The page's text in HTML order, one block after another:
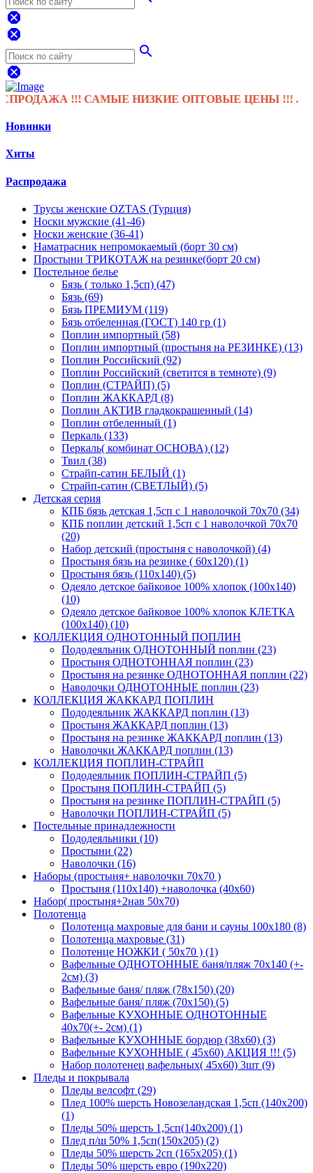
dangerous
dangerous
search
dangerous
!!! САМЫЕ НИЗКИЕ ОПТОВЫЕ ЦЕНЫ !!! .
Новинки
Хиты
Распродажа
Трусы женские OZTAS (Турция)
Носки мужские (41-46)
Носки женские (36-41)
Наматрасник непромокаемый (борт 30 см)
Простыни ТРИКОТАЖ на резинке(борт 20 см)
Постельное белье
Бязь ( только 1,5сп) (47)
Бязь (69)
Бязь ПРЕМИУМ (119)
Бязь отбеленная (ГОСТ) 140 гр (1)
Поплин импортный (58)
Поплин импортный (простыня на РЕЗИНКЕ) (13)
Поплин Российский (92)
Поплин Российский (светится в темноте) (9)
Поплин (СТРАЙП) (5)
Поплин ЖАККАРД (8)
Поплин АКТИВ гладкокрашенный (14)
Поплин отбеленный (1)
Перкаль (133)
Перкаль( комбинат ОСНОВА) (12)
Твил (38)
Страйп-сатин БЕЛЫЙ (1)
Страйп-сатин (СВЕТЛЫЙ) (5)
Детская серия
КПБ бязь детская 1,5сп с 1 наволочкой 70х70 (34)
КПБ поплин детский 1,5сп с 1 наволочкой 70х70
(20)
Набор детский (простыня с наволочкой) (4)
Простыня бязь на резинке ( 60х120) (1)
Простыня бязь (110х140) (5)
Одеяло детское байковое 100% хлопок (100х140)
(10)
Одеяло детское байковое 100% хлопок КЛЕТКА
(100х140) (10)
КОЛЛЕКЦИЯ ОДНОТОННЫЙ ПОПЛИН
Пододеяльник ОДНОТОННЫЙ поплин (23)
Простыня ОДНОТОННАЯ поплин (23)
Простыня на резинке ОДНОТОННАЯ поплин (22)
Наволочки ОДНОТОННЫЕ поплин (23)
КОЛЛЕКЦИЯ ЖАККАРД ПОПЛИН
Пододеяльник ЖАККАРД поплин (13)
Простыня ЖАККАРД поплин (13)
Простыня на резинке ЖАККАРД поплин (13)
Наволочки ЖАККАРД поплин (13)
КОЛЛЕКЦИЯ ПОПЛИН-СТРАЙП
Пододеяльник ПОПЛИН-СТРАЙП (5)
Простыня ПОПЛИН-СТРАЙП (5)
Простыня на резинке ПОПЛИН-СТРАЙП (5)
Наволочки ПОПЛИН-СТРАЙП (5)
Постельные принадлежности
Пододеяльники (10)
Простыни (22)
Наволочки (16)
Наборы (простыня+ наволочки 70х70 )
Простыня (110х140) +наволочка (40х60)
Набор( простыня+2нав 50х70)
Полотенца
Полотенца махровые для бани и сауны 100х180 (8)
Полотенца махровые (31)
Полотенце НОЖКИ ( 50х70 ) (1)
Вафельные ОДНОТОННЫЕ баня/пляж 70х140 (+-
2см) (3)
Вафельные баня/ пляж (78х150) (20)
Вафельные баня/ пляж (70х150) (5)
Вафельные КУХОННЫЕ ОДНОТОННЫЕ
40х70(+- 2см) (1)
Вафельные КУХОННЫЕ бордюр (38х60) (3)
Вафельные КУХОННЫЕ ( 45х60) АКЦИЯ !!! (5)
Набор полотенец вафельных( 45х60) 3шт (9)
Пледы и покрывала
Пледы велсофт (29)
Плед 100% шерсть Новозеландская 1,5сп (140х200)
(1)
Пледы 50% шерсть 1,5сп(140х200) (1)
Плед п/ш 50% 1,5сп(150х205) (2)
Пледы 50% шерсть 2сп (165х205) (1)
Пледы 50% шерсть евро (190х220)